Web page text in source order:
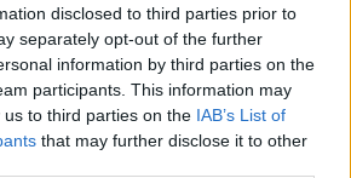
disclosed to third parties prior to
separately opt-out of the further
information by third parties on the
participants. This information may
to third parties on the IAB’s List of
that may further disclose it to other
των γυναικών – Τι
Καλαϊτζή